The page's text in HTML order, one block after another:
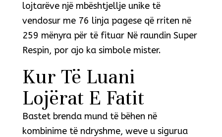
lojtarëve një mbështjellje unike të
vendosur me 76 linja pagese që rriten në
259 mënyra për të fituar Në raundin Super
Respin, por ajo ka simbole mister.
Kur Të Luani
Lojërat E Fatit
Bastet brenda mund të bëhen në
kombinime të ndryshme, weve u sigurua